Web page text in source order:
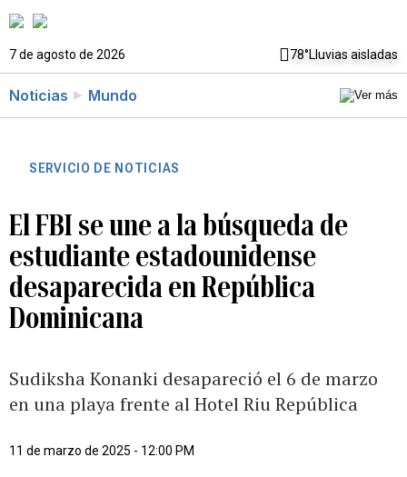
7 de agosto de 2026 78°Lluvias aisladas
Noticias Mundo
SERVICIO DE NOTICIAS
El FBI se une a la búsqueda de
estudiante estadounidense
desaparecida en República
Dominicana
Sudiksha Konanki desapareció el 6 de marzo
en una playa frente al Hotel Riu República
11 de marzo de 2025 - 12:00 PM